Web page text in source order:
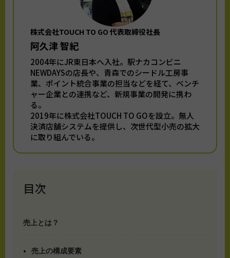
株式会社TOUCH TO GO 代表取締役社長
阿久津 智紀
2004年にJR東日本へ入社。駅ナカコンビニ
NEWDAYSの店長や、青森でのシードル工房事
業、ポイント統合事業の担当などを経て、ベンチ
ャー企業との連携など、新規事業の開発に携わ
る。
2019年に株式会社TOUCH TO GOを設立。無人
決済店舗システムを提供し、次世代型小売の拡大
に取り組んでいる。
目次
売上とは？
売上の構成要素